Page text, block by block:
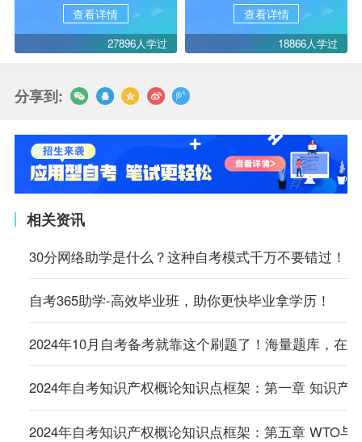
查看详情
27896人学过
查看详情
18866人学过
分享到:
相关资讯
30分网络助学是什么？这种自考模式千万不要错过！
自考365助学-高效毕业班，助你更快毕业拿学历！
2024年10月自考备考就靠这个刷题了！海量题库，在
2024年自考知识产权概论知识点框架：第一章 知识产
2024年自考知识产权概论知识点框架：第五章 WTO与